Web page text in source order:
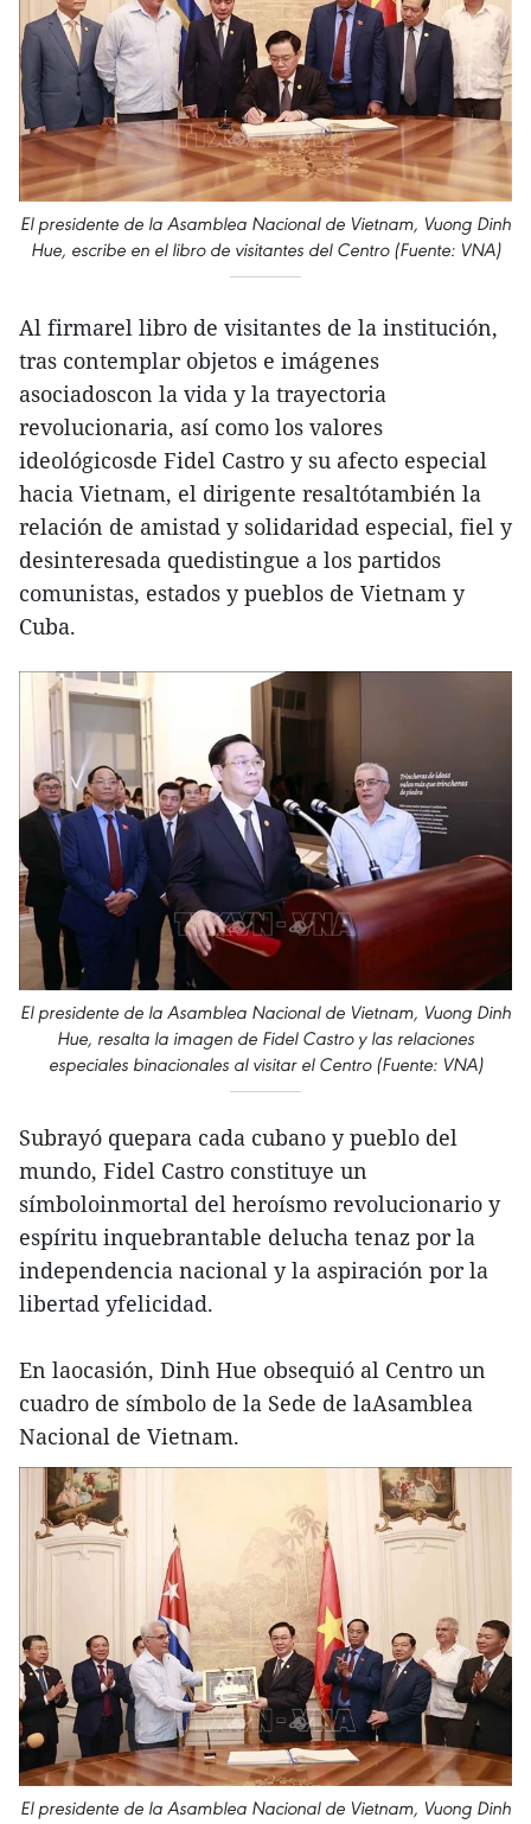
El presidente de la Asamblea Nacional de Vietnam, Vuong Dinh
Hue, escribe en el libro de visitantes del Centro (Fuente: VNA)
Al firmarel libro de visitantes de la institución,
tras contemplar objetos e imágenes
asociadoscon la vida y la trayectoria
revolucionaria, así como los valores
ideológicosde Fidel Castro y su afecto especial
hacia Vietnam, el dirigente resaltótambién la
relación de amistad y solidaridad especial, fiel y
desinteresada quedistingue a los partidos
comunistas, estados y pueblos de Vietnam y
Cuba.
El presidente de la Asamblea Nacional de Vietnam, Vuong Dinh
Hue, resalta la imagen de Fidel Castro y las relaciones
especiales binacionales al visitar el Centro (Fuente: VNA)
Subrayó quepara cada cubano y pueblo del
mundo, Fidel Castro constituye un
símboloinmortal del heroísmo revolucionario y
espíritu inquebrantable delucha tenaz por la
independencia nacional y la aspiración por la
libertad yfelicidad.
En laocasión, Dinh Hue obsequió al Centro un
cuadro de símbolo de la Sede de laAsamblea
Nacional de Vietnam.
El presidente de la Asamblea Nacional de Vietnam, Vuong Dinh